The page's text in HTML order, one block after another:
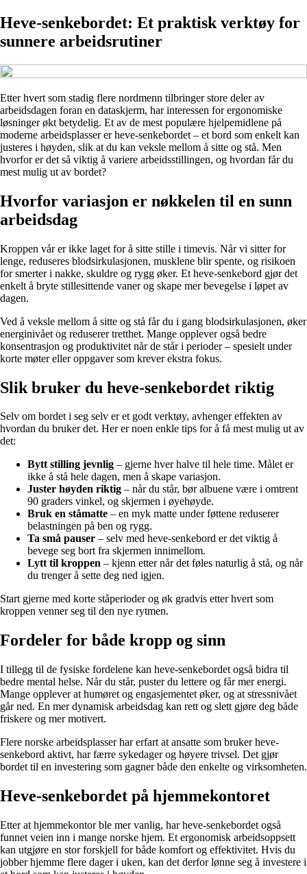
Heve-senkebordet: Et praktisk verktøy for
sunnere arbeidsrutiner
Etter hvert som stadig flere nordmenn tilbringer store deler av
arbeidsdagen foran en dataskjerm, har interessen for ergonomiske
løsninger økt betydelig. Et av de mest populære hjelpemidlene på
moderne arbeidsplasser er heve-senkebordet – et bord som enkelt kan
justeres i høyden, slik at du kan veksle mellom å sitte og stå. Men
hvorfor er det så viktig å variere arbeidsstillingen, og hvordan får du
mest mulig ut av bordet?
Hvorfor variasjon er nøkkelen til en sunn
arbeidsdag
Kroppen vår er ikke laget for å sitte stille i timevis. Når vi sitter for
lenge, reduseres blodsirkulasjonen, musklene blir spente, og risikoen
for smerter i nakke, skuldre og rygg øker. Et heve-senkebord gjør det
enkelt å bryte stillesittende vaner og skape mer bevegelse i løpet av
dagen.
Ved å veksle mellom å sitte og stå får du i gang blodsirkulasjonen, øker
energinivået og reduserer tretthet. Mange opplever også bedre
konsentrasjon og produktivitet når de står i perioder – spesielt under
korte møter eller oppgaver som krever ekstra fokus.
Slik bruker du heve-senkebordet riktig
Selv om bordet i seg selv er et godt verktøy, avhenger effekten av
hvordan du bruker det. Her er noen enkle tips for å få mest mulig ut av
det:
Bytt stilling jevnlig – gjerne hver halve til hele time. Målet er
ikke å stå hele dagen, men å skape variasjon.
Juster høyden riktig – når du står, bør albuene være i omtrent
90 graders vinkel, og skjermen i øyehøyde.
Bruk en ståmatte – en myk matte under føttene reduserer
belastningen på ben og rygg.
Ta små pauser – selv med heve-senkebord er det viktig å
bevege seg bort fra skjermen innimellom.
Lytt til kroppen – kjenn etter når det føles naturlig å stå, og når
du trenger å sette deg ned igjen.
Start gjerne med korte ståperioder og øk gradvis etter hvert som
kroppen venner seg til den nye rytmen.
Fordeler for både kropp og sinn
I tillegg til de fysiske fordelene kan heve-senkebordet også bidra til
bedre mental helse. Når du står, puster du lettere og får mer energi.
Mange opplever at humøret og engasjementet øker, og at stressnivået
går ned. En mer dynamisk arbeidsdag kan rett og slett gjøre deg både
friskere og mer motivert.
Flere norske arbeidsplasser har erfart at ansatte som bruker heve-
senkebord aktivt, har færre sykedager og høyere trivsel. Det gjør
bordet til en investering som gagner både den enkelte og virksomheten.
Heve-senkebordet på hjemmekontoret
Etter at hjemmekontor ble mer vanlig, har heve-senkebordet også
funnet veien inn i mange norske hjem. Et ergonomisk arbeidsoppsett
kan utgjøre en stor forskjell for både komfort og effektivitet. Hvis du
jobber hjemme flere dager i uken, kan det derfor lønne seg å investere i